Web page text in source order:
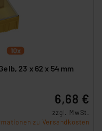
23 x 62 x 54 mm
6,68 €
zzgl. MwSt.
zu Versandkosten